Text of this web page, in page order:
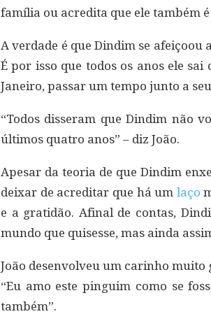
família ou acredita que ele também
A verdade é que Dindim se afeiçoou
É por isso que todos os anos ele
Janeiro, passar um tempo junto a
“Todos disseram que Dindim não
últimos quatro anos” – diz João.
Apesar da teoria de que Dindim
deixar de acreditar que há um laço
e a gratidão. Afinal de contas,
mundo que quisesse, mas ainda
João desenvolveu um carinho
“Eu amo este pinguim como se
também”.